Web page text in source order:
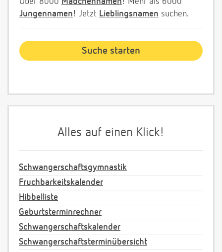
Jungennamen! Jetzt Lieblingsnamen suchen.
Alles auf einen Klick!
Schwangerschaftsgymnastik
Fruchbarkeitskalender
Hibbelliste
Geburtsterminrechner
Schwangerschaftskalender
Schwangerschaftsterminübersicht